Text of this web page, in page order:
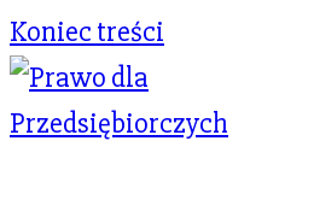
Koniec treści